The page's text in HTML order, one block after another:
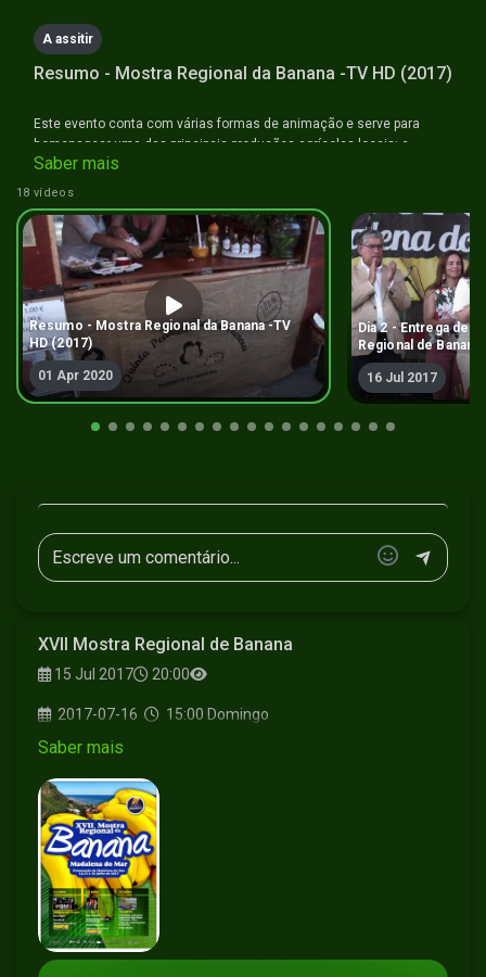
A assitir
Resumo - Mostra Regional da Banana -TV HD (2017)
Este evento conta com várias formas de animação e serve para
homenagear uma das principais produções agrícolas locais: a
banana da Madeira.
Saber mais
18 vídeos
Resumo - Mostra Regional da Banana -TV
HD (2017)
01 Apr 2020
Dia 2 - Entrega de
Regional de Banana
16 Jul 2017
XVII Mostra Regional de Banana
15 Jul 2017 20:00
2017-07-16 15:00 Domingo
Saber mais